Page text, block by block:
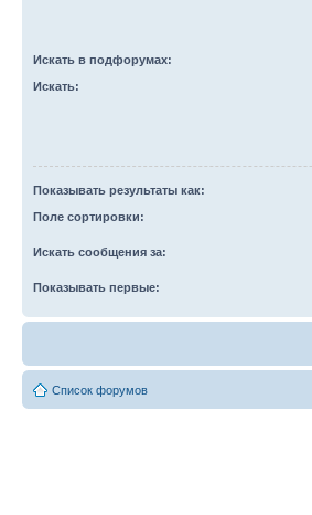
Искать в подфорумах:
Искать:
Показывать результаты как:
Поле сортировки:
Искать сообщения за:
Показывать первые:
Список форумов